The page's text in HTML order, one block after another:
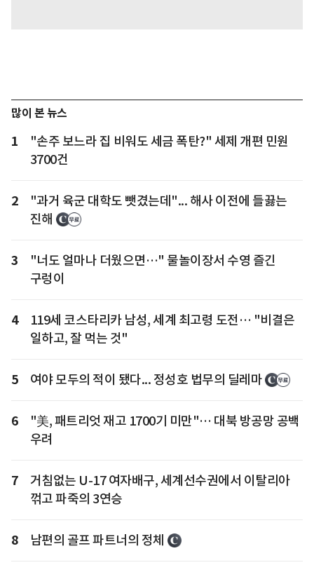
많이 본 뉴스
1
"손주 보느라 집 비워도 세금 폭탄?" 세제 개편 민원
3700건
2
"과거 육군 대학도 뺏겼는데"... 해사 이전에 들끓는
진해
3
"너도 얼마나 더웠으면…" 물놀이장서 수영 즐긴
구렁이
4
119세 코스타리카 남성, 세계 최고령 도전… "비결은
일하고, 잘 먹는 것"
5 여야 모두의 적이 됐다... 정성호 법무의 딜레마
6
"美, 패트리엇 재고 1700기 미만"… 대북 방공망 공백
우려
7
거침없는 U-17 여자배구, 세계선수권에서 이탈리아
꺾고 파죽의 3연승
8 남편의 골프 파트너의 정체